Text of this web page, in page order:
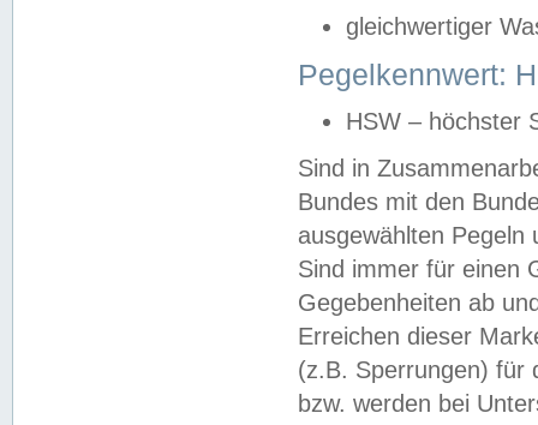
gleichwertiger
Pegelkennwert:
HSW – höchster
Sind in
Bundes mit den
ausgewählten
Sind immer für einen
Gegebenheiten ab
Erreichen dieser
(z.B. Sperrungen) für
bzw. werden bei